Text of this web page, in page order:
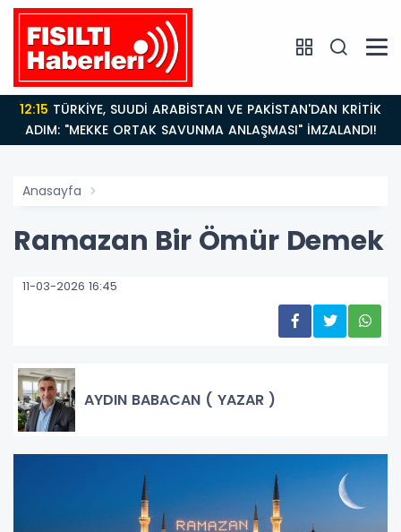
12:15
ADIM: "MEKKE ORTAK SAVUNMA ANLAŞMASI" İMZALANDI!
Anasayfa
Ramazan Bir Ömür Demek
11-03-2026 16:45
AYDIN BABACAN ( YAZAR )